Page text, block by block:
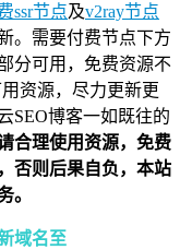
ssr节点及v2ray节点
。需要付费节点下方
分可用，免费资源不
资源，尽力更新更
SEO博客一如既往的
合理使用资源，免费
否则后果自负，本站
。
域名至